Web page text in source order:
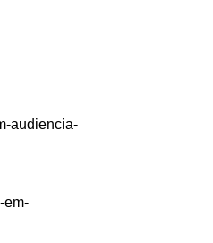
audiencia-
em-